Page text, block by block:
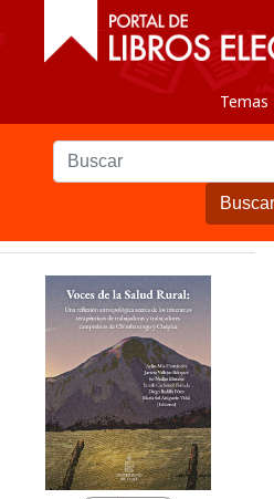
Temas
Buscar